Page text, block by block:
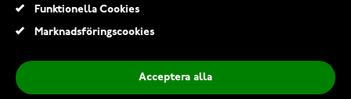
© 2026 Klockmagasinet.com
Funktionella Cookies
Marknadsföringscookies
Acceptera alla